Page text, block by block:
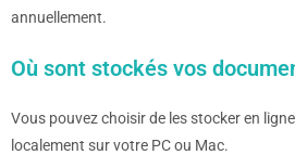
annuellement.
Où sont stockés vos
Vous pouvez choisir de les stocker en
localement sur votre PC ou Mac.